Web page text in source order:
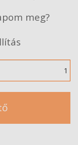
meg?